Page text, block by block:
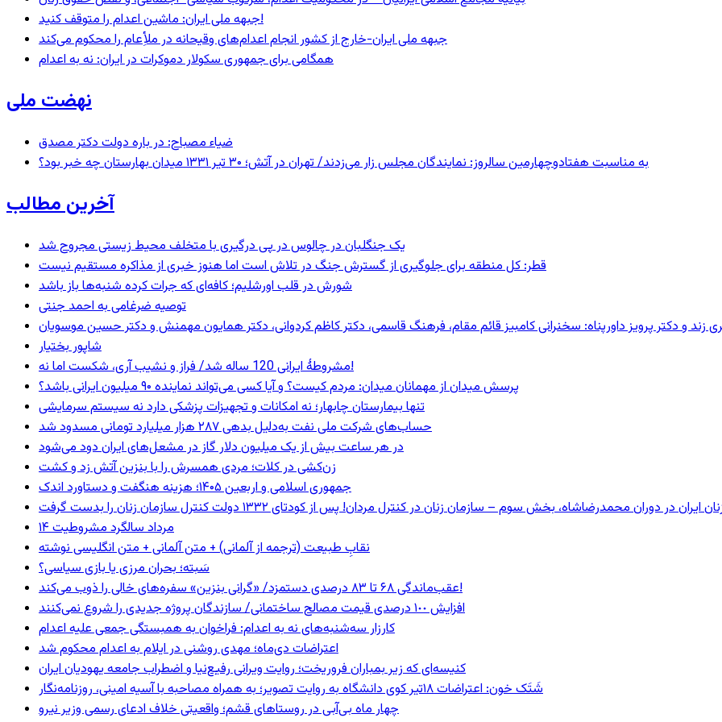
جبهه ملی ایران: ماشین اعدام را متوقف کنید!
جبهه ملی ایران-خارج از کشور انجام اعدام‌های وقیحانه در ملأِعام را محکوم می‌کند
همگامی برای جمهوری سکولار دموکرات در ایران: نه به اعدام
نهضت ملی
ضیاء مصباح: در باره دولت دکتر مصدق
به مناسبت هفتادوچهارمین سالروز: نمایندگان مجلس زار می‌زدند/ تهران در آتش؛ ۳۰ تیر ۱۳۳۱ میدان بهارستان چه خبر بود؟
آخرین مطالب
یک جنگلبان در چالوس در پی درگیری با متخلف محیط زیستی مجروح شد
قطر: کل منطقه برای جلوگیری از گسترش جنگ در تلاش است اما هنوز خبری از مذاکره مستقیم نیست
شورش در قلب اورشلیم؛ کافه‌ای که جرات کرده شنبه‌ها باز باشد
توصیه ضرغامی به احمد جنتی
زند و دکتر پرویز داورپناه: سخنرانی کامبیز قائم مقام، فرهنگ قاسمی، دکتر کاظم کردوانی، دکتر همایون مهمنش و دکتر حسین موسویان
شاپور بختیار
مشروطۀ ایرانی 120 ساله شد/ فراز و نشیب آری، شکست اما نه!
پرسش میدان از مهمانان میدان: مردم کیست؟ و آیا کسی می‌تواند نماینده ۹۰ میلیون ایرانی باشد؟
تنها بیمارستان چابهار؛ نه امکانات و تجهیزات پزشکی دارد نه سیستم سرمایشی
حساب‌های شرکت ملی نفت به‌دلیل بدهی ۲۸۷ هزار میلیارد تومانی مسدود شد
در هر ساعت بیش از یک میلیون دلار گاز در مشعل‌های ایران دود می‌شود
زن‌کشی در کلات؛ مردی همسرش را با بنزین آتش زد و کشت
جمهوری اسلامی و اربعین ۱۴۰۵؛ هزینه هنگفت و دستاورد اندک
۱۴ مرداد سالگرد مشروطیت
نقابِ طبیعت (ترجمه از آلمانی) + متن آلمانی + متن انگلیسی نوشته
سَبته؛ بحران مرزی یا بازی سیاسی؟
عقب‌ماندگی ۶۸ تا ۸۳ درصدی دستمزد/ «گرانی بنزین» سفره‌های خالی را ذوب می‌کند!
افزایش ١٠٠ درصدی قیمت مصالح ساختمانی/ سازندگان پروژه جدیدی را شروع نمی‌کنند
کارزار سه‌شنبه‌های نه به اعدام: فراخوان به همبستگی جمعی علیه اعدام
اعتراضات دی‌ماه؛ مهدی روشنی در ایلام به اعدام محکوم شد
کنیسه‌ای که زیر بمباران فروریخت؛ روایت ویرانی رفیع‌نیا و اضطراب جامعه یهودیان ایران
شَتَک خون: اعتراضات ۱۸تیر کوی دانشگاه به روایت تصویر؛ به همراه مصاحبه با آسیه امینی، روزنامه‌نگار
چهار ماه بی‌آبی در روستاهای قشم؛ واقعیتی خلاف ادعای رسمی وزیر نیرو